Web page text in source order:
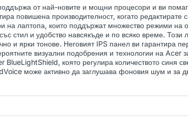
от най-новите и мощни процесори и ви
повишена производителност, когато
на лаптопа, които поддържат множество режими
стил и удобство навсякъде и по всяко време.
и ярки тонове. Неговият IPS панел ви гарантира
визуални подобрения и технологии на
която регулира количеството синя
може активно да заглушава фоновия шум и за